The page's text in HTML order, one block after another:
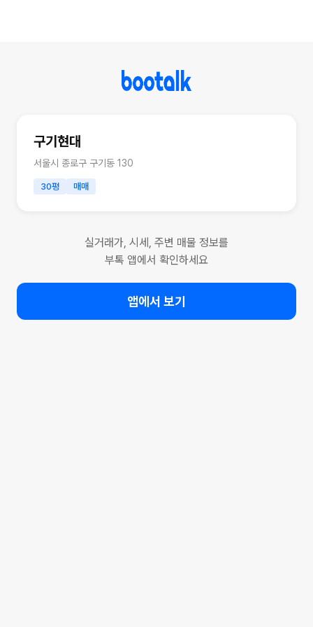
구기현대
서울시 종로구 구기동 130
30평 매매
실거래가, 시세, 주변 매물 정보를
부톡 앱에서 확인하세요
앱에서 보기